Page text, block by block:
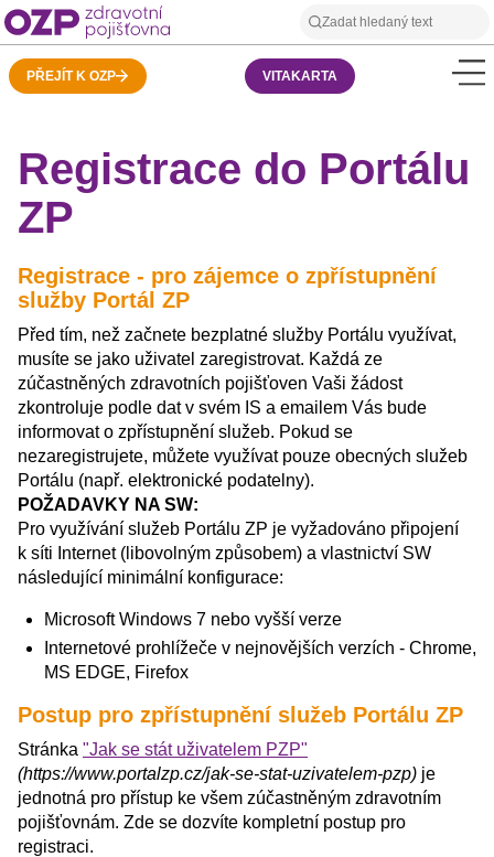
PŘEJÍT K OZP VITAKARTA
Registrace do Portálu
ZP
Registrace - pro zájemce o zpřístupnění
služby Portál ZP
Před tím, než začnete bezplatné služby Portálu využívat,
musíte se jako uživatel zaregistrovat. Každá ze
zúčastněných zdravotních pojišťoven Vaši žádost
zkontroluje podle dat v svém IS a emailem Vás bude
informovat o zpřístupnění služeb. Pokud se
nezaregistrujete, můžete využívat pouze obecných služeb
Portálu (např. elektronické podatelny).
POŽADAVKY NA SW:
Pro využívání služeb Portálu ZP je vyžadováno připojení
k síti Internet (libovolným způsobem) a vlastnictví SW
následující minimální konfigurace:
Microsoft Windows 7 nebo vyšší verze
Internetové prohlížeče v nejnovějších verzích - Chrome,
MS EDGE, Firefox
Postup pro zpřístupnění služeb Portálu ZP
Stránka "Jak se stát uživatelem PZP"
(https://www.portalzp.cz/jak-se-stat-uzivatelem-pzp) je
jednotná pro přístup ke všem zúčastněným zdravotním
pojišťovnám. Zde se dozvíte kompletní postup pro
registraci.